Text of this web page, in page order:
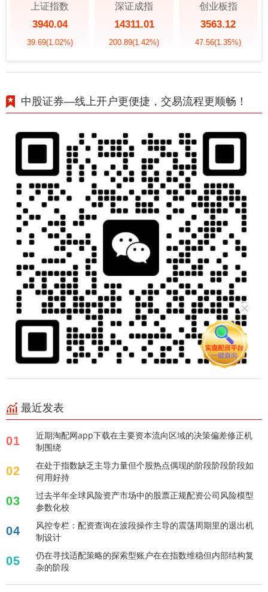
上证指数
3940.04
39.69(1.02%)
深证成指
14311.01
200.89(1.42%)
创业板指
3563.12
47.56(1.35%)
中股证券—线上开户更便捷，交易流程更顺畅！
最近发表
01
近期淘配网app下载在主要资本流向区域的决策偏差修正机
制围绕
02
在处于指数缺乏主导力量但个股热点偶现的阶段阶段阶段如
何用好持
03
过去半年全球风险资产市场中的股票正规配资公司风险模型
参数化校
04
风控专栏：配资查询在波段操作主导的震荡周期里的退出机
制设计
05
仍在寻找适配策略的探索型账户在在指数维稳但内部结构复
杂的阶段